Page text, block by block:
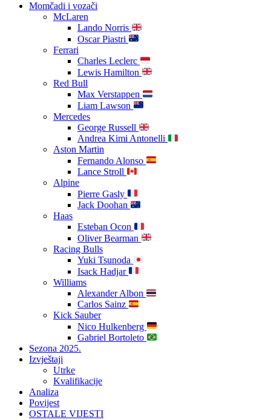
Momčadi i vozači
McLaren
Lando Norris
Oscar Piastri
Ferrari
Charles Leclerc
Lewis Hamilton
Red Bull
Max Verstappen
Liam Lawson
Mercedes
George Russell
Andrea Kimi Antonelli
Aston Martin
Fernando Alonso
Lance Stroll
Alpine
Pierre Gasly
Jack Doohan
Haas
Esteban Ocon
Oliver Bearman
Racing Bulls
Yuki Tsunoda
Isack Hadjar
Williams
Alexander Albon
Carlos Sainz
Kick Sauber
Nico Hulkenberg
Gabriel Bortoleto
Sezona 2025.
Izvještaji
Utrke
Kvalifikacije
Analiza
Povijest
OSTALE VIJESTI